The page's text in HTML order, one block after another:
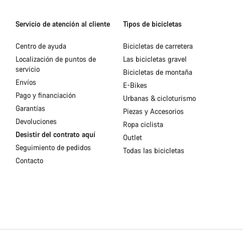
Servicio de atención al cliente
Centro de ayuda
Localización de puntos de
servicio
Envíos
Pago y financiación
Garantías
Devoluciones
Desistir del contrato aquí
Seguimiento de pedidos
Contacto
Tipos de bicicletas
Bicicletas de carretera
Las bicicletas gravel
Bicicletas de montaña
E-Bikes
Urbanas & cicloturismo
Piezas y Accesorios
Ropa ciclista
Outlet
Todas las bicicletas